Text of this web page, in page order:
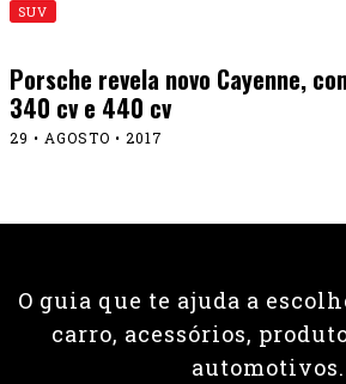
SUV
Porsche revela novo Cayenne,
340 cv e 440 cv
29 • AGOSTO • 2017
O guia que te ajuda a
carro, acessórios,
automotivos.